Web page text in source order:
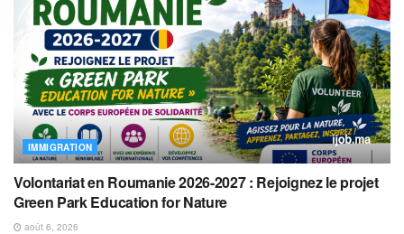
IMMIGRATION
Volontariat en Roumanie 2026-2027 : Rejoignez le projet
Green Park Education for Nature
août 6, 2026